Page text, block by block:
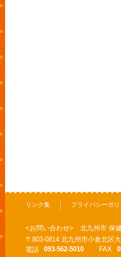
リンク集 プライバシーポリ
<お問い合わせ> 北九州市 保
〒803-0814 北九州市小倉北区
電話
093-562-5010 FAX